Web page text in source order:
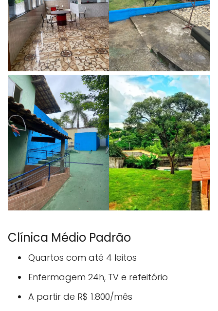
Clínica Médio Padrão
Quartos com até 4 leitos
Enfermagem 24h, TV e refeitório
A partir de R$ 1.800/mês